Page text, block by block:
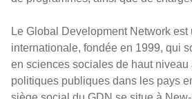
Le Global Development Network est
internationale, fondée en 1999, qui
en sciences sociales de haut niveau
politiques publiques dans les pays